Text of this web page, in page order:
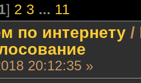
] 2 3 ... 11
по интернету/
20:12:35 »